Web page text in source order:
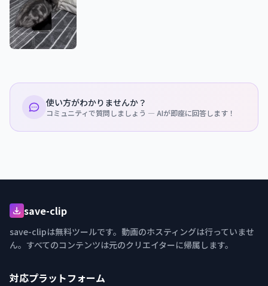
使い方がわかりませんか？
コミュニティで質問しましょう — AIが即座に回答します！
save-clip
save-clipは無料ツールです。動画のホスティングは行っていませ
ん。すべてのコンテンツは元のクリエイターに帰属します。
対応プラットフォーム